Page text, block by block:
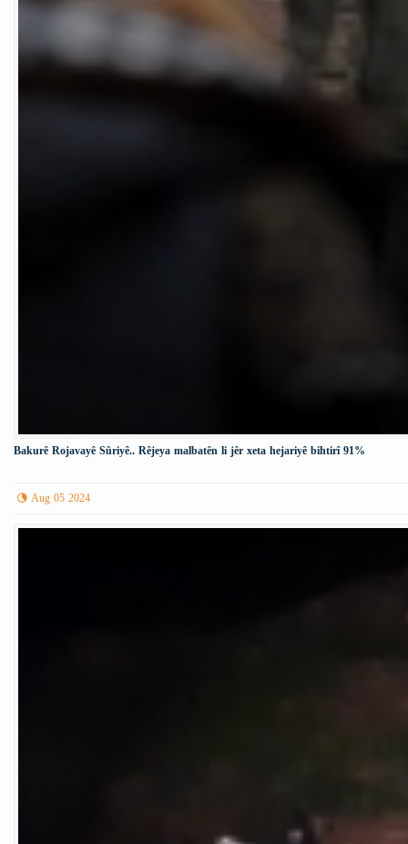
Bakurê Rojavayê Sûriyê.. Rêjeya malbatên li jêr xeta hejariyê bihtirî 91%
Aug 05 2024